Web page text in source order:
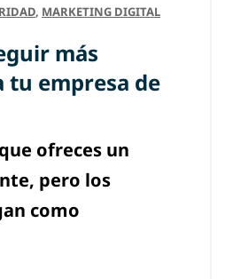
, MARKETING DIGITAL
más
tu empresa de
ofreces un
pero los
como